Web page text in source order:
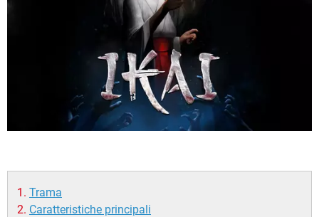
Trama
Caratteristiche principali